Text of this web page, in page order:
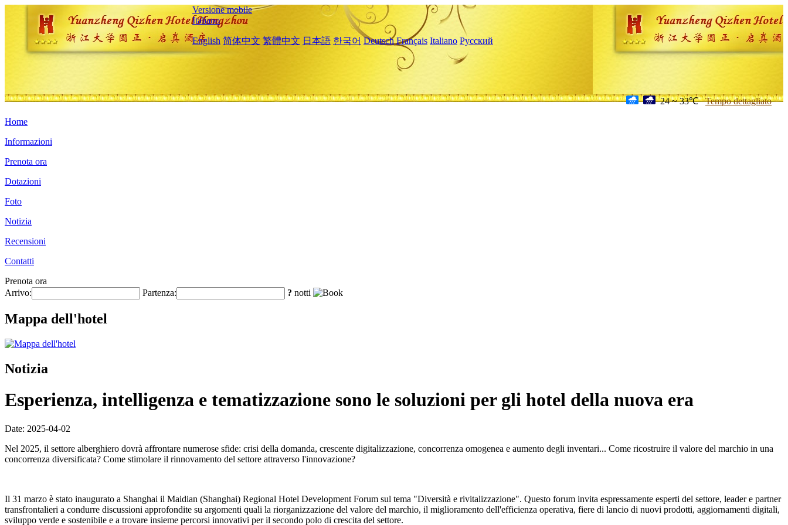
Versione mobile
Italiano
English 简体中文 繁體中文 日本語 한국어 Deutsch Français Italiano Русский
24 ~ 33℃ Tempo dettagliato
Home
Informazioni
Prenota ora
Dotazioni
Foto
Notizia
Recensioni
Contatti
Prenota ora
Arrivo:
Partenza: ? notti
Mappa dell'hotel
Notizia
Esperienza, intelligenza e tematizzazione sono le soluzioni per gli hotel della nuova era
Date: 2025-04-02
Nel 2025, il settore alberghiero dovrà affrontare numerose sfide: crisi della domanda, crescente digitalizzazione, concorrenza omogenea e aumento degli inventari... Come ricostruire il valore del marchio in una
concorrenza diversificata? Come stimolare il rinnovamento del settore attraverso l'innovazione?
Il 31 marzo è stato inaugurato a Shanghai il Maidian (Shanghai) Regional Hotel Development Forum sul tema "Diversità e rivitalizzazione". Questo forum invita espressamente esperti del settore, leader e partner
transfrontalieri a condurre discussioni approfondite su argomenti quali la riorganizzazione del valore del marchio, il miglioramento dell'efficienza operativa, fiere di lancio di nuovi prodotti, aggiornamenti digitali,
sviluppo verde e sostenibile e a trovare insieme percorsi innovativi per il secondo polo di crescita del settore.